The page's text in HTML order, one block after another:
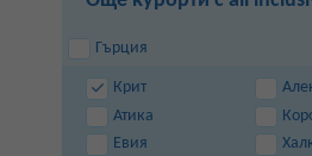
Гърция
Крит
Атика
Евия